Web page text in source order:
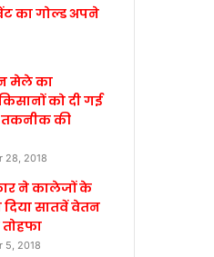
का गोल्ड अपने
मेले का
को दी गई
तकनीक की
28, 2018
ने कालेजों के
दिया सातवें वेतन
5, 2018